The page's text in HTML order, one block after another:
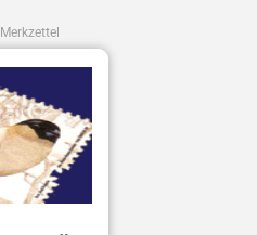
Merkzettel